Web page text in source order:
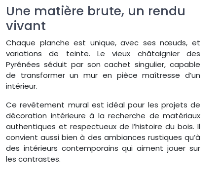
Une matière brute, un rendu
vivant
Chaque planche est unique, avec ses nœuds, et
variations de teinte. Le vieux châtaignier des
Pyrénées séduit par son cachet singulier, capable
de transformer un mur en pièce maîtresse d’un
intérieur.
Ce revêtement mural est idéal pour les projets de
décoration intérieure à la recherche de matériaux
authentiques et respectueux de l’histoire du bois. Il
convient aussi bien à des ambiances rustiques qu’à
des intérieurs contemporains qui aiment jouer sur
les contrastes.